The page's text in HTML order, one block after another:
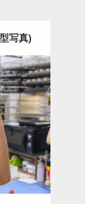
写真)
ョ オレ
肩 和白